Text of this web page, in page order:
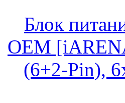
Блок
OEM
(6+2-Pin),